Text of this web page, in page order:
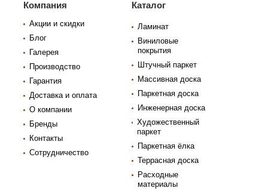
Компания
Акции и скидки
Блог
Галерея
Производство
Гарантия
Доставка и оплата
О компании
Бренды
Контакты
Сотрудничество
Каталог
Ламинат
Виниловые
покрытия
Штучный паркет
Массивная доска
Паркетная доска
Инженерная доска
Художественный
паркет
Паркетная ёлка
Террасная доска
Расходные
материалы